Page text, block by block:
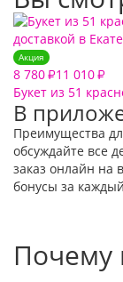
Акция
8 780₽11 010₽
Букет из 51
В
Преимущества
обсуждайте все
заказ онлайн на
бонусы за
Почему